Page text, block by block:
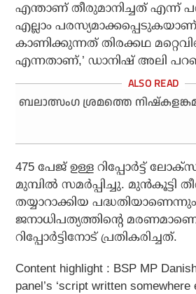
എന്താണ് തീരുമാനിച്ചത് എന്ന്
എല്ലാം
കാണിക്കുന്നത് തിരക്കഥ
എന്നതാണ്,’ ഡാനിഷ് അലി
ബലാത്സംഗ ശ്രമത്തെ
475 പേജ് ഉള്ള റിപ്പോര്‍ട്ട്
മുമ്പില്‍ സമര്‍പ്പിച്ചു. മുന്‍കൂട്ടി
തയ്യാറാക്കിയ
ജനാധിപത്യത്തിന്റെ
റിപ്പോര്‍ട്ടിനോട് പ്രതികരിച്ചത്.
Content highlight : BSP MP
panel’s ‘script written somewhere